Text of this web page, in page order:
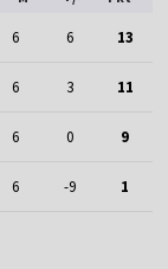
6 6 13
6 3 11
6 0 9
6 -9 1